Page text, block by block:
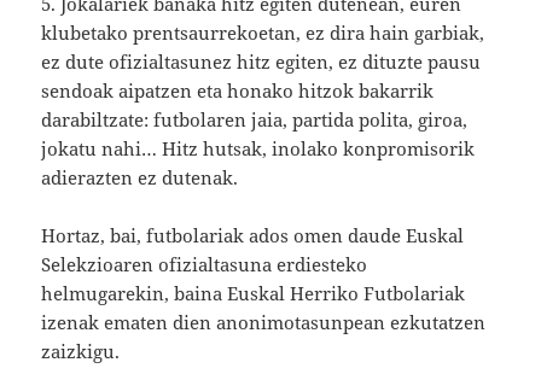
klubetako prentsaurrekoetan, ez dira hain garbiak,
ez dute ofizialtasunez hitz egiten, ez dituzte pausu
sendoak aipatzen eta honako hitzok bakarrik
darabiltzate: futbolaren jaia, partida polita, giroa,
jokatu nahi… Hitz hutsak, inolako konpromisorik
adierazten ez dutenak.
Hortaz, bai, futbolariak ados omen daude Euskal
Selekzioaren ofizialtasuna erdiesteko
helmugarekin, baina Euskal Herriko Futbolariak
izenak ematen dien anonimotasunpean ezkutatzen
zaizkigu.